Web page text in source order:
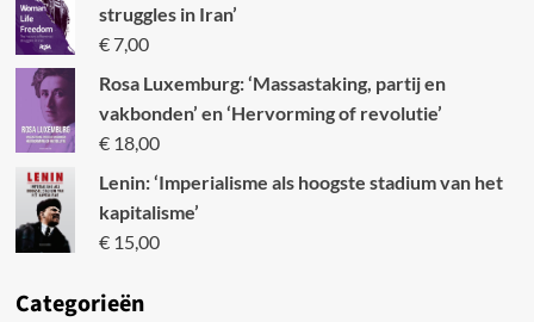
struggles in Iran’
€7,00
Rosa Luxemburg: ‘Massastaking, partij en
vakbonden’ en ‘Hervorming of revolutie’
€18,00
Lenin: ‘Imperialisme als hoogste stadium van het
kapitalisme’
€15,00
Categorieën